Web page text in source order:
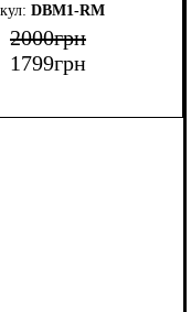
DBM1-RM
2000грн
1799грн